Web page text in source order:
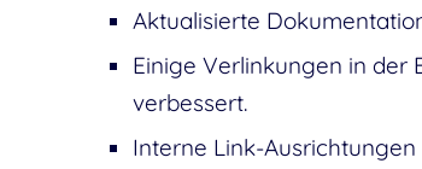
Aktualisierte
Einige Verlinkungen in der
verbessert.
Interne Link-Ausrichtungen